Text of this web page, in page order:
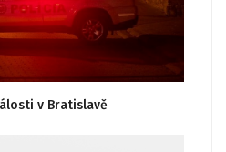
v Bratislavě